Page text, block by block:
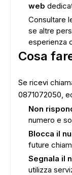
web
Consultare
se altre
esperienza
Cosa
Se ricevi
0871072050,
Non
numero e
Blocca il
future
Segnala il
utilizza